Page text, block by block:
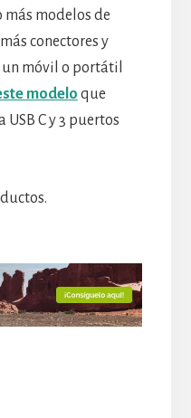
más modelos de
conectores y
móvil o portátil
modelo que
C y 3 puertos